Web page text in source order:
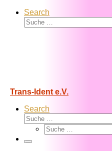
Search
Suche
Trans-Ident e.V.
Search
Suche
Suche
Menü